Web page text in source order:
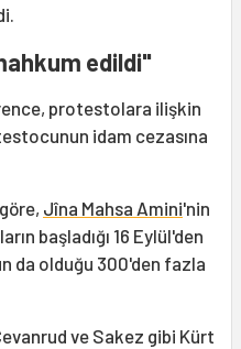
edildi"
protestolara ilişkin
idam cezasına
Jîna Mahsa Amini'nin
başladığı 16 Eylül'den
da olduğu 300'den fazla
ve Sakez gibi Kürt